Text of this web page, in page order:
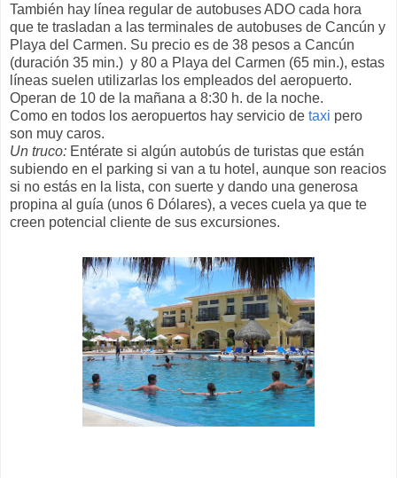
También hay línea regular de autobuses ADO cada hora
que te trasladan a las terminales de autobuses de Cancún y
Playa del Carmen. Su precio es de 38 pesos a Cancún
(duración 35 min.) y 80 a Playa del Carmen (65 min.), estas
líneas suelen utilizarlas los empleados del aeropuerto.
Operan de 10 de la mañana a 8:30 h. de la noche.
Como en todos los aeropuertos hay servicio de taxi pero
son muy caros.
Un truco: Entérate si algún autobús de turistas que están
subiendo en el parking si van a tu hotel, aunque son reacios
si no estás en la lista, con suerte y dando una generosa
propina al guía (unos 6 Dólares), a veces cuela ya que te
creen potencial cliente de sus excursiones.